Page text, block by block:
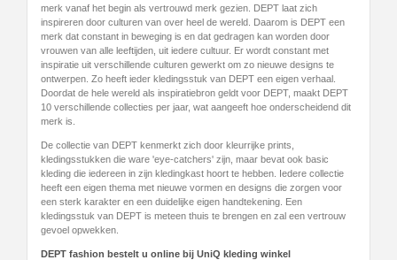
merk vanaf het begin als vertrouwd merk gezien. DEPT laat zich
inspireren door culturen van over heel de wereld. Daarom is DEPT een
merk dat constant in beweging is en dat gedragen kan worden door
vrouwen van alle leeftijden, uit iedere cultuur. Er wordt constant met
inspiratie uit verschillende culturen gewerkt om zo nieuwe designs te
ontwerpen. Zo heeft ieder kledingsstuk van DEPT een eigen verhaal.
Doordat de hele wereld als inspiratiebron geldt voor DEPT, maakt DEPT
10 verschillende collecties per jaar, wat aangeeft hoe onderscheidend dit
merk is.
De collectie van DEPT kenmerkt zich door kleurrijke prints,
kledingsstukken die ware 'eye-catchers' zijn, maar bevat ook basic
kleding die iedereen in zijn kledingkast hoort te hebben. Iedere collectie
heeft een eigen thema met nieuwe vormen en designs die zorgen voor
een sterk karakter en een duidelijke eigen handtekening. Een
kledingsstuk van DEPT is meteen thuis te brengen en zal een vertrouw
gevoel opwekken.
DEPT fashion bestelt u online bij UniQ kleding winkel